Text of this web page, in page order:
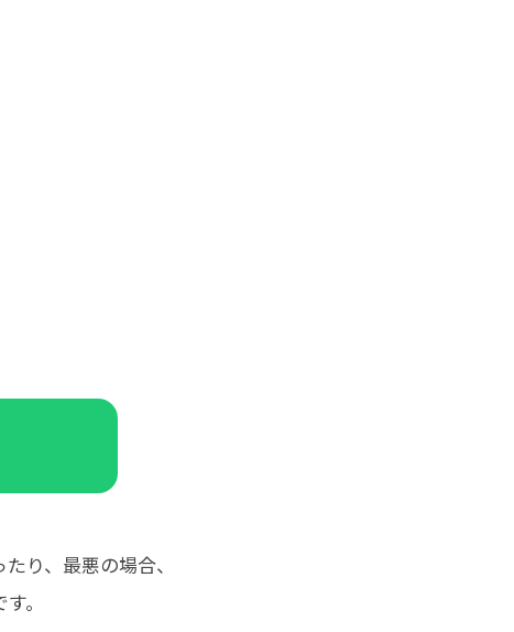
り、最悪の場合、
。